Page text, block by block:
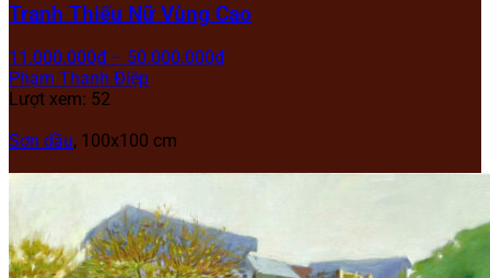
Tranh Thiếu Nữ Vùng Cao
11.000.000₫ – 50.000.000₫
Phạm Thanh Điệp
Lượt xem: 52
Sơn dầu, 100x100 cm